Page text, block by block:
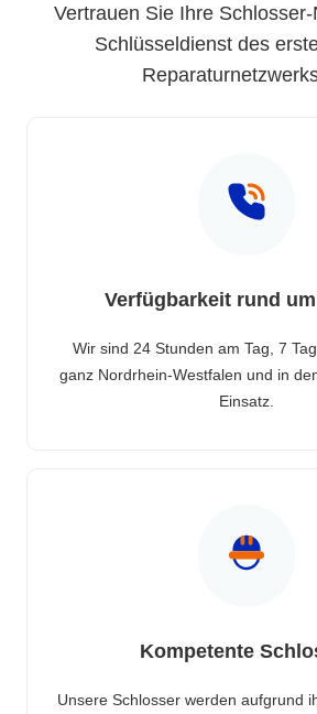
Vertrauen Sie Ihre
Schlüsseldienst des
Verfügbarkeit rund
Wir sind 24 Stunden am Tag, 7
ganz Nordrhein-Westfalen und in
Einsatz.
Kompetente
Unsere Schlosser werden aufgrund